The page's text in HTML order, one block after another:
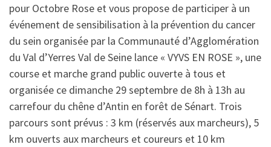
pour Octobre Rose et vous propose de participer à un
événement de sensibilisation à la prévention du cancer
du sein organisée par la Communauté d’Agglomération
du Val d’Yerres Val de Seine lance « VYVS EN ROSE », une
course et marche grand public ouverte à tous et
organisée ce dimanche 29 septembre de 8h à 13h au
carrefour du chêne d’Antin en forêt de Sénart. Trois
parcours sont prévus : 3 km (réservés aux marcheurs), 5
km ouverts aux marcheurs et coureurs et 10 km